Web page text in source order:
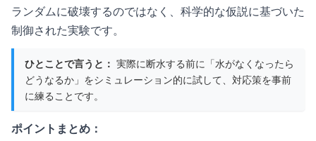
ランダムに破壊するのではなく、科学的な仮説に基づいた
制御された実験です。
ひとことで言うと： 実際に断水する前に「水がなくなったら
どうなるか」をシミュレーション的に試して、対応策を事前
に練ることです。
ポイントまとめ：